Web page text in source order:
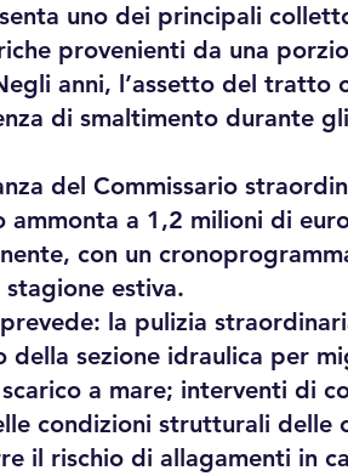
uno dei principali
provenienti da una
anni, l’assetto del tratto
di smaltimento durante
del Commissario
ammonta a 1,2 milioni di
con un
estiva.
la pulizia
della sezione idraulica per
scarico a mare; interventi di
condizioni strutturali delle
il rischio di allagamenti in